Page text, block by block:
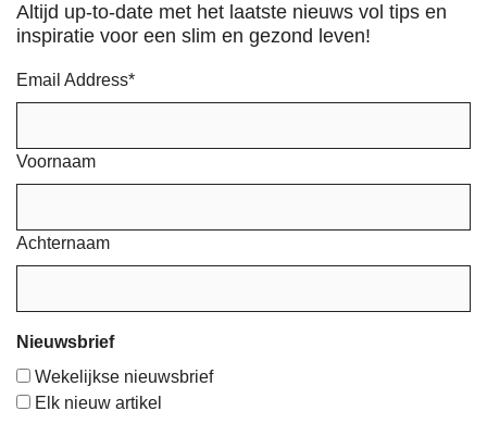
Altijd up-to-date met het laatste nieuws vol tips en
inspiratie voor een slim en gezond leven!
Email Address*
Voornaam
Achternaam
Nieuwsbrief
Wekelijkse nieuwsbrief
Elk nieuw artikel